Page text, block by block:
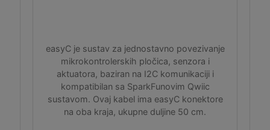
easyC je sustav za jednostavno povezivanje
mikrokontrolerskih pločica, senzora i
aktuatora, baziran na I2C komunikaciji i
kompatibilan sa SparkFunovim Qwiic
sustavom. Ovaj kabel ima easyC konektore
na oba kraja, ukupne duljine 50 cm.